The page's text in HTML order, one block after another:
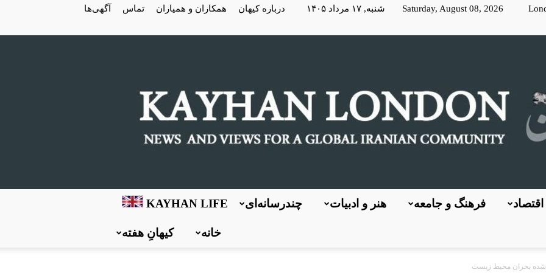
Saturday, August 08, 2026 شنبه, ۱۷ مرداد ۱۴۰۵ درباره کیهان همکاران و همیاران تماس آگهی‌ها
KAYHAN LIFE چندرسانه‌ای هنر و ادبیات فرهنگ و جامعه اقتصاد
کیهانِ هفته خانه
شده بحران محیط زیست